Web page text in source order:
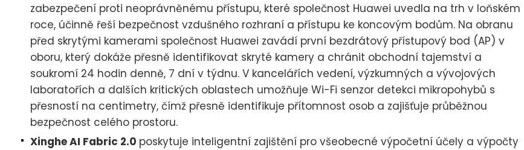
zabezpečení proti neoprávněnému přístupu, které společnost Huawei uvedla na trh v loňském
roce, účinně řeší bezpečnost vzdušného rozhraní a přístupu ke koncovým bodům. Na obranu
před skrytými kamerami společnost Huawei zavádí první bezdrátový přístupový bod (AP) v
oboru, který dokáže přesně identifikovat skryté kamery a chránit obchodní tajemství a
soukromí 24 hodin denně, 7 dní v týdnu. V kancelářích vedení, výzkumných a vývojových
laboratořích a dalších kritických oblastech umožňuje Wi-Fi senzor detekci mikropohybů s
přesností na centimetry, čímž přesně identifikuje přítomnost osob a zajišťuje průběžnou
bezpečnost celého prostoru.
Xinghe AI Fabric 2.0 poskytuje inteligentní zajištění pro všeobecné výpočetní účely a výpočty